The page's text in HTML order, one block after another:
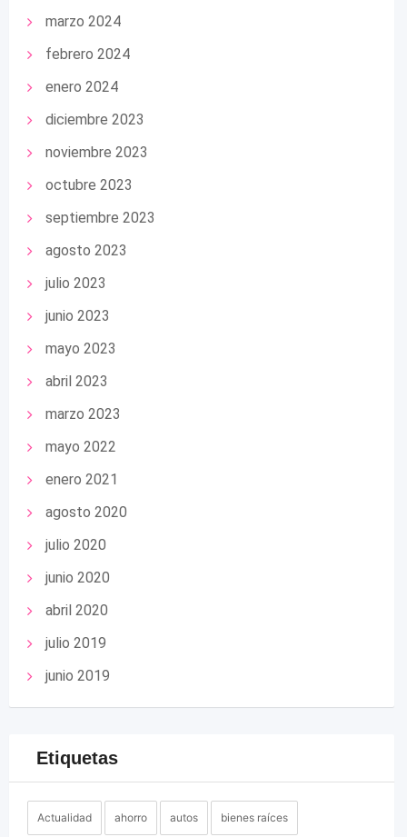
marzo 2024
febrero 2024
enero 2024
diciembre 2023
noviembre 2023
octubre 2023
septiembre 2023
agosto 2023
julio 2023
junio 2023
mayo 2023
abril 2023
marzo 2023
mayo 2022
enero 2021
agosto 2020
julio 2020
junio 2020
abril 2020
julio 2019
junio 2019
Etiquetas
Actualidad ahorro autos bienes raíces